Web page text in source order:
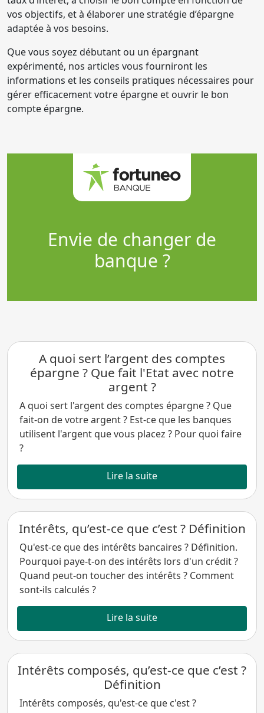
vos objectifs, et à élaborer une stratégie d’épargne
adaptée à vos besoins.
Que vous soyez débutant ou un épargnant
expérimenté, nos articles vous fourniront les
informations et les conseils pratiques nécessaires pour
gérer efficacement votre épargne et ouvrir le bon
compte épargne.
Envie de changer de
banque ?
A quoi sert l’argent des comptes
épargne ? Que fait l'Etat avec notre
argent ?
A quoi sert l'argent des comptes épargne ? Que
fait-on de votre argent ? Est-ce que les banques
utilisent l'argent que vous placez ? Pour quoi faire
?
Lire la suite
Intérêts, qu’est-ce que c’est ? Définition
Qu'est-ce que des intérêts bancaires ? Définition.
Pourquoi paye-t-on des intérêts lors d'un crédit ?
Quand peut-on toucher des intérêts ? Comment
sont-ils calculés ?
Lire la suite
Intérêts composés, qu’est-ce que c’est ?
Définition
Intérêts composés, qu'est-ce que c'est ?